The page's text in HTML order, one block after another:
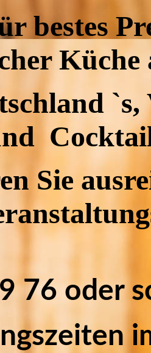
bestes
Küche
Sie
76 oder